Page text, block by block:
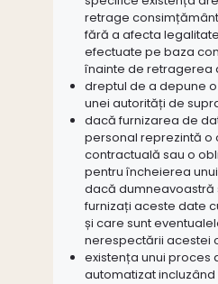
retrage
fără a afecta
efectuate pe baza
înainte de retragerea
dreptul de a depune
unei autorități de
dacă furnizarea de
personal reprezintă o
contractuală sau o
pentru încheierea
dacă dumneavoastră
furnizați aceste date
și care sunt
nerespectării acestei
existența unui proces
automatizat